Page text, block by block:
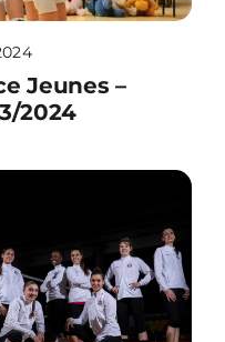
Jeunes –
2024